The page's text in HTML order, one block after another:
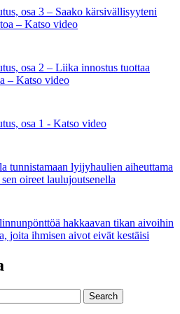
osa 3 – Saako kärsivällisyyteni
– Katso video
osa 2 – Liika innostus tuottaa
– Katso video
osa 1 - Katso video
tunnistamaan lyijyhaulien aiheuttama
oireet laulujoutsenella
hakkaavan tikan aivoihin
joita ihmisen aivot eivät kestäisi